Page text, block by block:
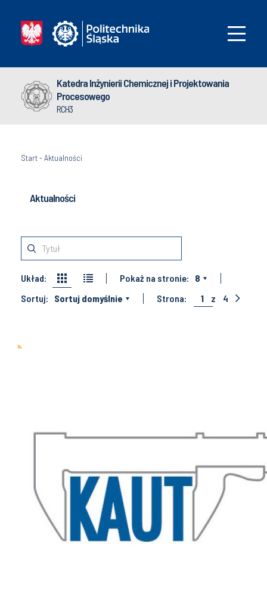
Katedra Inżynierii Chemicznej i Projektowania
Procesowego
RCH3
Start-Aktualności
Aktualności
Układ: Pokaż na stronie:
8
Sortuj:
Sortuj domyślnie Strona: 1 z 4